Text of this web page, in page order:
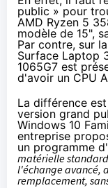
public » pour
AMD Ryzen 5
modèle de 15",
Par contre, sur
Surface Laptop
1065G7 est
d'avoir un CPU
La différence
version grand
Windows 10
entreprise
un programme
matérielle
l'échange avancé,
remplacement,